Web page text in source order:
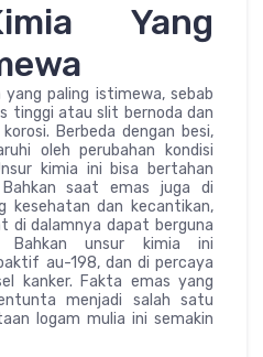
Yang
paling istimewa, sebab
tinggi atau slit bernoda dan
Berbeda dengan besi,
oleh perubahan kondisi
kimia ini bisa bertahan
saat emas juga di
kesehatan dan kecantikan,
di dalamnya dapat berguna
Bahkan unsur kimia ini
au-198, dan di percaya
kanker. Fakta emas yang
menjadi salah satu
logam mulia ini semakin